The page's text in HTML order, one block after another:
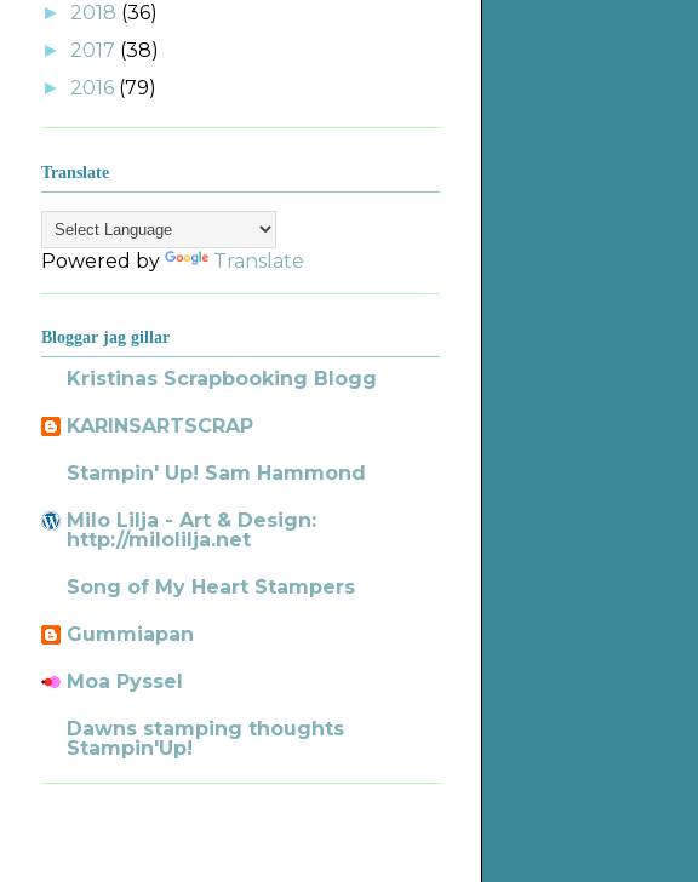
► 2018 (36)
► 2017 (38)
► 2016 (79)
Translate
Powered by Translate
Bloggar jag gillar
Kristinas Scrapbooking Blogg
KARINSARTSCRAP
Stampin' Up! Sam Hammond
Milo Lilja - Art & Design:
http://milolilja.net
Song of My Heart Stampers
Gummiapan
Moa Pyssel
Dawns stamping thoughts
Stampin'Up!